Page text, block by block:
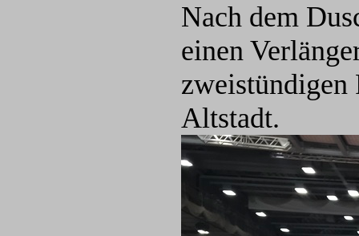
Nach dem
einen
zweistündigen
Altstadt.